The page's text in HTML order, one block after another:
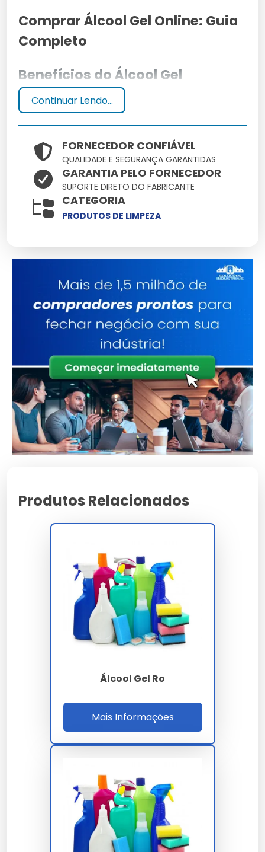
Comprar Álcool Gel Online: Guia
Completo
Benefícios do Álcool Gel
O álcool gel é eficaz na eliminação de germes, prático
para uso em diversas situações e essencial para
manter a higiene das mãos quando água e sabão não
estão disponíveis.
Como Usar Corretamente
Aplique uma quantidade suficiente na palma da mão,
esfregue todas as superfícies até que o produto
Comparação de Tamanhos e
Álcool Gel 380ml vs 500ml
O álcool gel de 380ml é ideal para uso pessoal,
enquanto o de 500ml oferece melhor custo-benefício
para famílias.
Análise de Preços Competitivos
Os preços variam de R$10 a R$20 dependendo do
tamanho e do fornecedor.
Promoções e Descontos
acima de R$50, incentivando economia.
Ofertas por Tempo Limitado
Aproveite ofertas especiais de até 30% de desconto
durante o mês.
Qual a diferença entre álcool gel
70% e 80%?
O álcool gel mata todos os
germes?
Continuar Lendo...
FORNECEDOR CONFIÁVEL
QUALIDADE E SEGURANÇA GARANTIDAS
GARANTIA PELO FORNECEDOR
SUPORTE DIRETO DO FABRICANTE
CATEGORIA
PRODUTOS DE LIMPEZA
Produtos Relacionados
Álcool Gel Ro
Mais Informações